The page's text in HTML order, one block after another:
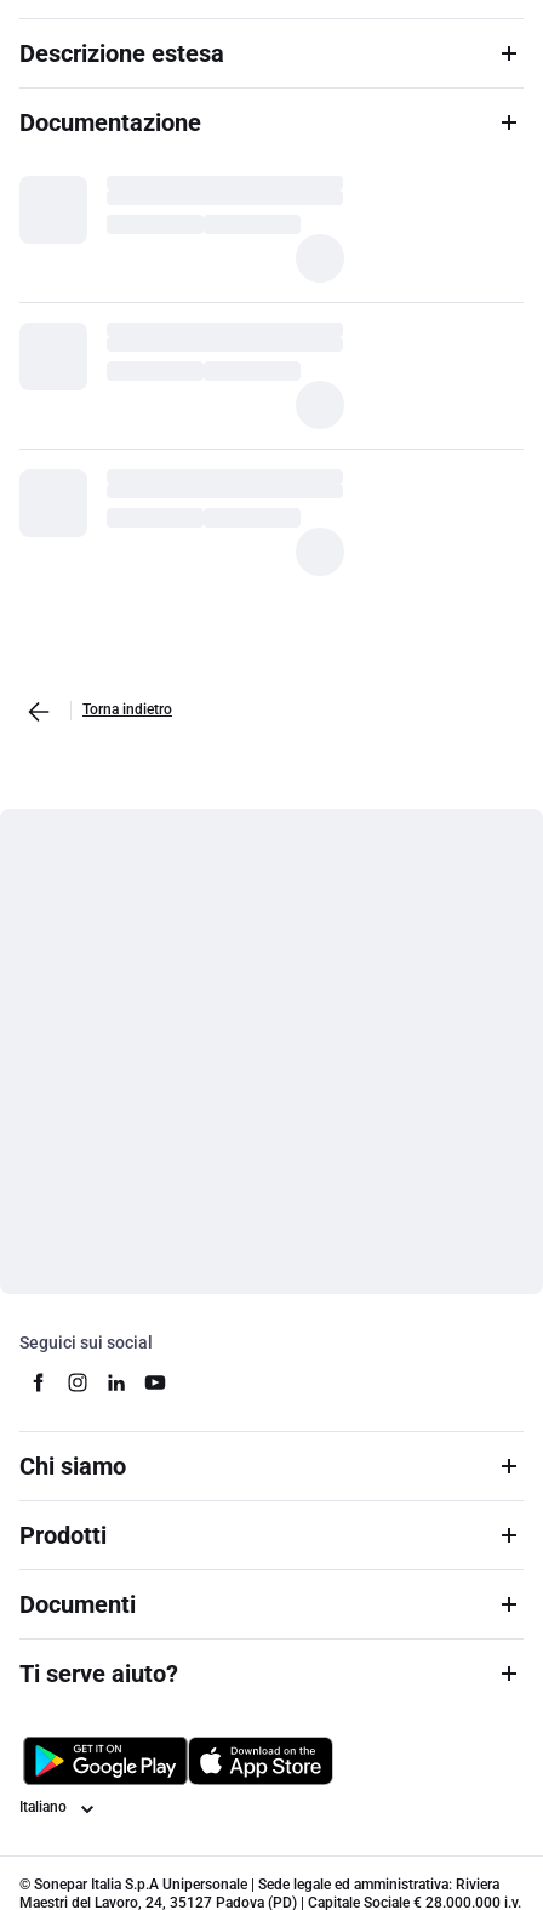
Descrizione estesa
Documentazione
Torna indietro
Seguici sui social
Chi siamo
Prodotti
Documenti
Ti serve aiuto?
Lingua
© Sonepar Italia S.p.A Unipersonale | Sede legale ed amministrativa: Riviera
Maestri del Lavoro, 24, 35127 Padova (PD) | Capitale Sociale € 28.000.000 i.v.